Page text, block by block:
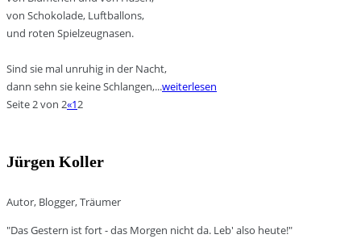
von Schokolade, Luftballons,
und roten Spielzeugnasen.
Sind sie mal unruhig in der Nacht,
dann sehn sie keine Schlangen,...weiterlesen
Seite 2 von 2«12
Jürgen Koller
Autor, Blogger, Träumer
"Das Gestern ist fort - das Morgen nicht da. Leb' also heute!"